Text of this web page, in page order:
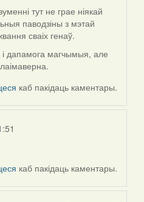
тут не грае ніякай
паводзіны з мэтай
сваіх генаў.
дапамога магчымыя, але
каб пакідаць каментары.
каб пакідаць каментары.